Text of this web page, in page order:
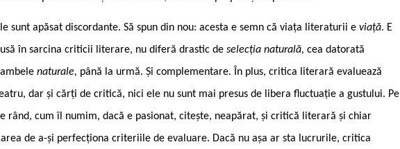
sunt apăsat discordante. Să spun din nou: acesta e semn că viața literaturii e viață. E
în sarcina criticii literare, nu diferă drastic de selecția naturală, cea datorată
naturale, până la urmă. Și complementare. În plus, critica literară evaluează
dar și cărți de critică, nici ele nu sunt mai presus de libera fluctuație a gustului. Pe
rând, cum îl numim, dacă e pasionat, citește, neapărat, și critică literară și chiar
de a-și perfecționa criteriile de evaluare. Dacă nu așa ar sta lucrurile, critica